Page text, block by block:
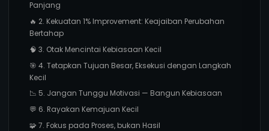
Panjang
🔥 2. Kekuatan 1% Improvement: Keajaiban Perubahan
Bertahap
🧠 3. Otak Mencintai Kebiasaan Kecil
🎯 4. Tetapkan Tujuan Besar, Eksekusi dengan Langkah
Kecil
📉 5. Jangan Tunggu Motivasi — Bangun Kebiasaan
💬 6. Rayakan Kemajuan Kecil
🧩 7. Fokus pada Proses, bukan Hasil